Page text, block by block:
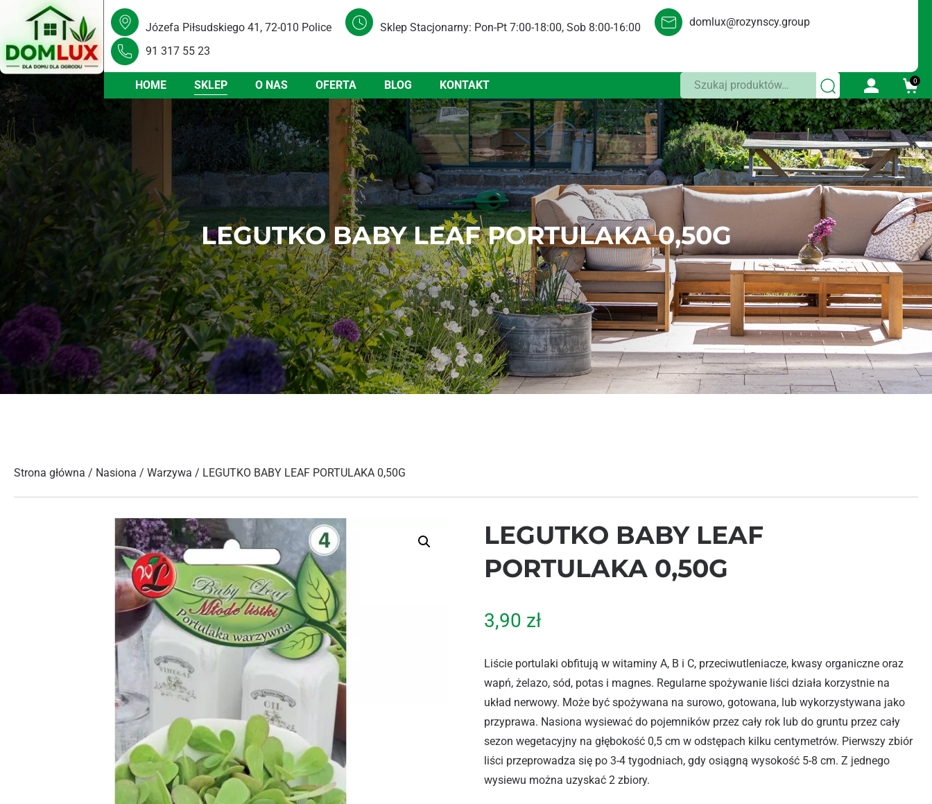
Józefa Piłsudskiego 41, 72-010 Police Sklep Stacjonarny: Pon-Pt 7:00-18:00, Sob 8:00-16:00 domlux@rozynscy.group
91 317 55 23
HOME SKLEP O NAS OFERTA BLOG KONTAKT Szukaj: 0
LEGUTKO BABY LEAF PORTULAKA 0,50G
Strona główna / Nasiona / Warzywa / LEGUTKO BABY LEAF PORTULAKA 0,50G
LEGUTKO BABY LEAF
PORTULAKA 0,50G
3,90 zł
Liście portulaki obfitują w witaminy A, B i C, przeciwutleniacze, kwasy organiczne oraz
wapń, żelazo, sód, potas i magnes. Regularne spożywanie liści działa korzystnie na
układ nerwowy. Może być spożywana na surowo, gotowana, lub wykorzystywana jako
przyprawa. Nasiona wysiewać do pojemników przez cały rok lub do gruntu przez cały
sezon wegetacyjny na głębokość 0,5 cm w odstępach kilku centymetrów. Pierwszy zbiór
liści przeprowadza się po 3-4 tygodniach, gdy osiągną wysokość 5-8 cm. Z jednego
wysiewu można uzyskać 2 zbiory.